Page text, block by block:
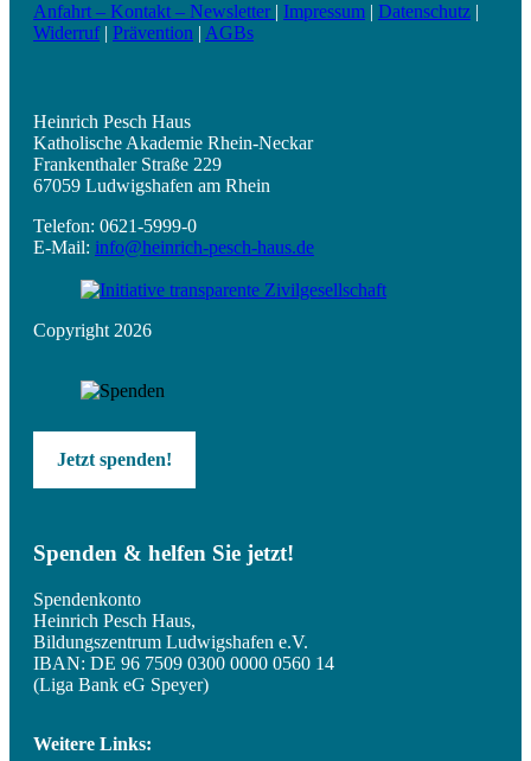
Anfahrt – Kontakt – Newsletter | Impressum | Datenschutz |
Widerruf| Prävention | AGBs
Heinrich Pesch Haus
Katholische Akademie Rhein-Neckar
Frankenthaler Straße 229
67059 Ludwigshafen am Rhein
Telefon: 0621-5999-0
E-Mail: info@heinrich-pesch-haus.de
Copyright 2026
Jetzt spenden!
Spenden & helfen Sie jetzt!
Spendenkonto
Heinrich Pesch Haus,
Bildungszentrum Ludwigshafen e.V.
IBAN: DE 96 7509 0300 0000 0560 14
(Liga Bank eG Speyer)
Weitere Links: